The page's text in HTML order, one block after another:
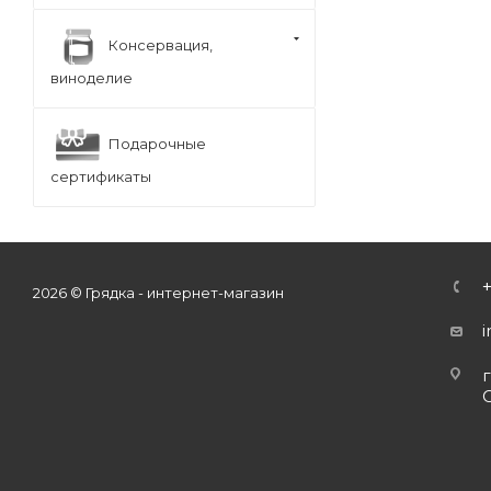
Консервация,
виноделие
Подарочные
сертификаты
2026 © Грядка - интернет-магазин